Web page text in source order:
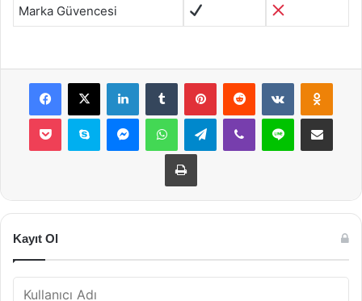
Marka Güvencesi
Facebook
X LinkedInTumblr PinterestReddit VKontakte
Pocket Skype MessengerWhatsAppTelegramViber Line E-Posta ile
Yazdır
Kayıt Ol